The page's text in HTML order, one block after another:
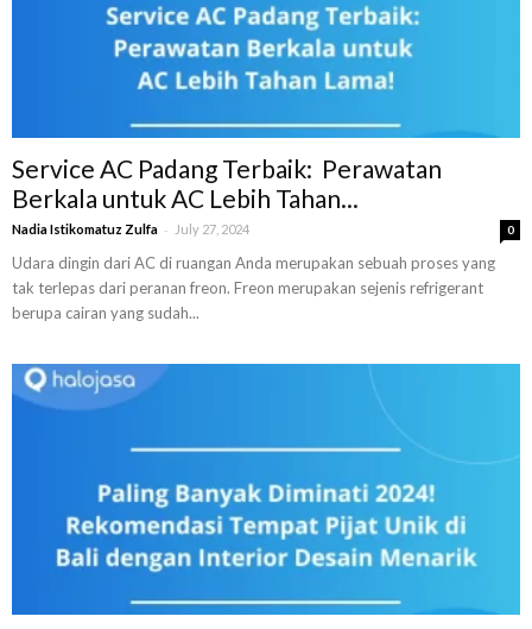
Service AC Padang Terbaik: Perawatan
Berkala untuk AC Lebih Tahan...
Nadia Istikomatuz Zulfa - July 27, 2024 0
Udara dingin dari AC di ruangan Anda merupakan sebuah proses yang
tak terlepas dari peranan freon. Freon merupakan sejenis refrigerant
berupa cairan yang sudah...